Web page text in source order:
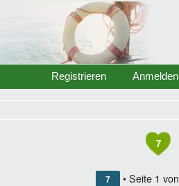
Anmelden
Registrieren
7
7 • Seite 1 von